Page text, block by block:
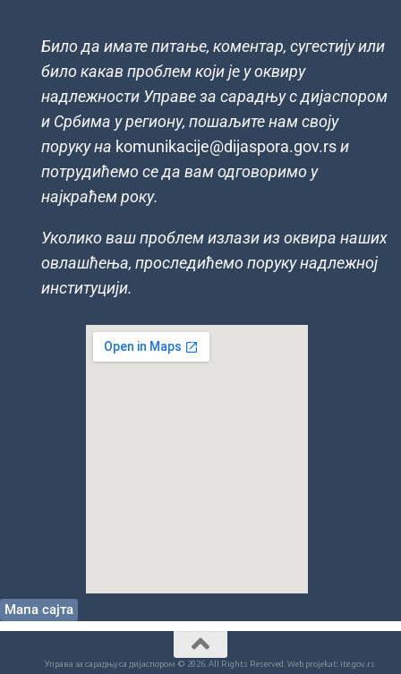
Било да имате питање, коментар, сугестију или
било какав проблем који је у оквиру
надлежности Управе за сарадњу с дијаспором
и Србима у региону, пошаљите нам своју
поруку на komunikacije@dijaspora.gov.rsи
потрудићемо се да вам одговоримо у
најкраћем року.
Уколико ваш проблем излази из оквира наших
овлашћења, проследићемо поруку надлежној
институцији.
Мапа сајта
Управа за сарадњу са дијаспором © 2026. All Rights Reserved. Web projekat: ite.gov.rs